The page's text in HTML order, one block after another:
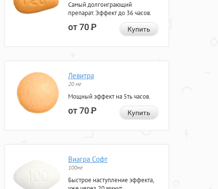
Самый долгоиграющий
препарат. Эффект до 36 часов.
от 70Р Купить
Левитра
20 мг
Мощный эффект на 5ть часов.
от 70Р Купить
Виагра Софт
100мг
Быстрое наступление эффекта,